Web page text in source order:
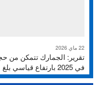
22 ماي 2026
في 2025 بارتفاع قياسي بلغ 231%